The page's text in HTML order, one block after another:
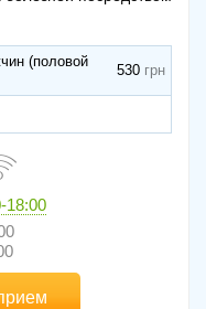
(половой
530
18:00